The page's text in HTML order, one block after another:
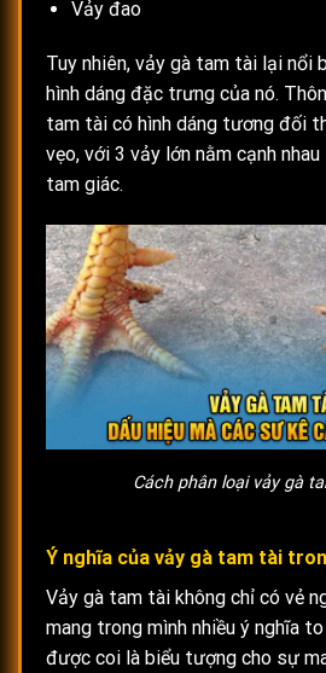
Vảy đao
Tuy nhiên, vảy gà tam tài lại nổi
hình dáng đặc trưng của nó.
tam tài có hình dáng tương đối
vẹo, với 3 vảy lớn nằm cạnh
tam giác.
Cách phân loại vảy gà
Ý nghĩa của vảy gà tam tài
Vảy gà tam tài không chỉ có vẻ
mang trong mình nhiều ý nghĩa
được coi là biểu tượng cho sự